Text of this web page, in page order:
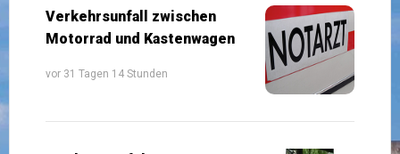
Verkehrsunfall zwischen
Motorrad und Kastenwagen
vor 31 Tagen 14 Stunden